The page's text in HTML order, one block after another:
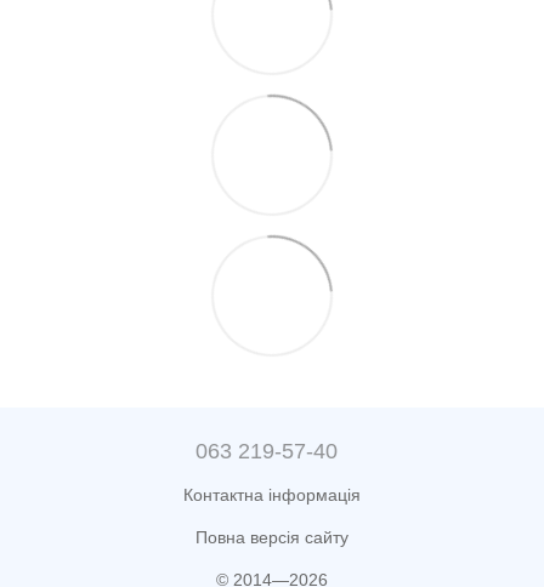
063 219-57-40
Контактна інформація
Повна версія сайту
© 2014—2026